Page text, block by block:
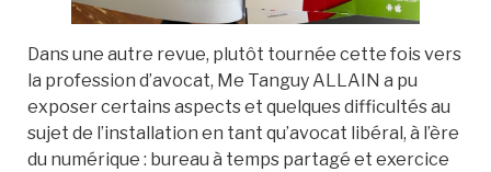
Dans une autre revue, plutôt tournée cette fois vers
la profession d’avocat, Me Tanguy ALLAIN a pu
exposer certains aspects et quelques difficultés au
sujet de l’installation en tant qu’avocat libéral, à l’ère
du numérique : bureau à temps partagé et exercice